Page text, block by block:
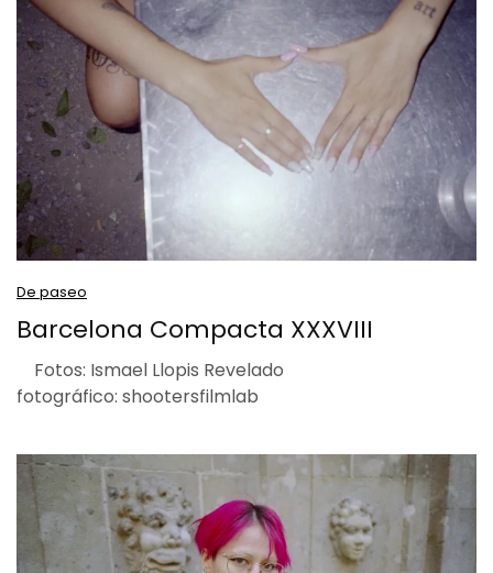
De paseo
Barcelona Compacta XXXVIII
Fotos: Ismael Llopis Revelado
fotográfico: shootersfilmlab